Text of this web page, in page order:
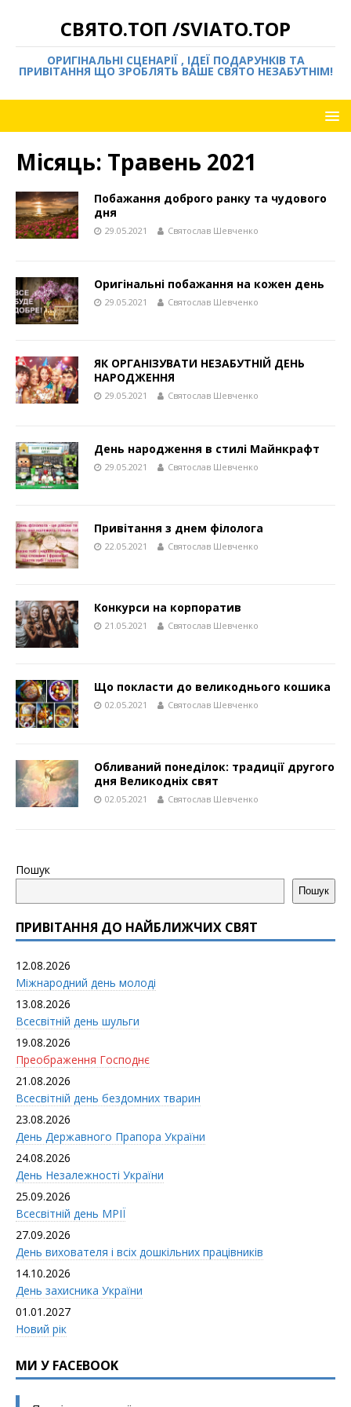
СВЯТО.ТОП /SVIATO.TOP
ОРИГІНАЛЬНІ СЦЕНАРІЇ , ІДЕЇ ПОДАРУНКІВ ТА
ПРИВІТАННЯ ЩО ЗРОБЛЯТЬ ВАШЕ СВЯТО НЕЗАБУТНІМ!
Місяць: Травень 2021
Побажання доброго ранку та чудового
дня
29.05.2021 Святослав Шевченко
Оригінальні побажання на кожен день
29.05.2021 Святослав Шевченко
ЯК ОРГАНІЗУВАТИ НЕЗАБУТНІЙ ДЕНЬ
НАРОДЖЕННЯ
29.05.2021 Святослав Шевченко
День народження в стилі Майнкрафт
29.05.2021 Святослав Шевченко
Привітання з днем філолога
22.05.2021 Святослав Шевченко
Конкурси на корпоратив
21.05.2021 Святослав Шевченко
Що покласти до великоднього кошика
02.05.2021 Святослав Шевченко
Обливаний понеділок: традиції другого
дня Великодніх свят
02.05.2021 Святослав Шевченко
Пошук
Пошук
ПРИВІТАННЯ ДО НАЙБЛИЖЧИХ СВЯТ
12.08.2026
Міжнародний день молоді
13.08.2026
Всесвітній день шульги
19.08.2026
Преображення Господнє
21.08.2026
Всесвітній день бездомних тварин
23.08.2026
День Державного Прапора України
24.08.2026
День Незалежності України
25.09.2026
Всесвітній день МРІЇ
27.09.2026
День вихователя і всіx дошкільних працівників
14.10.2026
День захисника України
01.01.2027
Новий рік
МИ У FACEBOOK